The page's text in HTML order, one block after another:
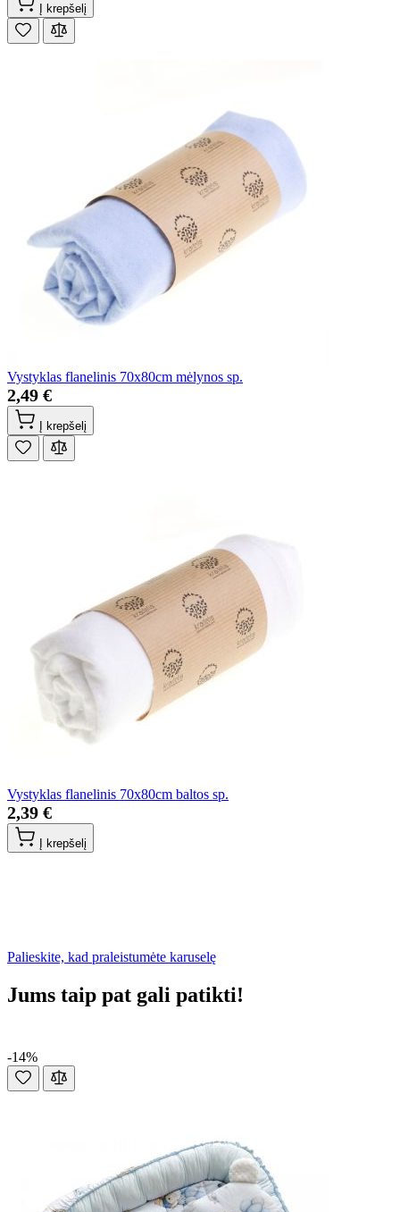
Į krepšelį
Vystyklas flanelinis 70x80cm mėlynos sp.
2,49 €
Į krepšelį
Vystyklas flanelinis 70x80cm baltos sp.
2,39 €
Į krepšelį
Palieskite, kad praleistumėte karuselę
Jums taip pat gali patikti!
-14%